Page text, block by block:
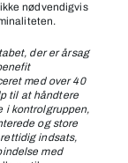
nødvendigvis
der er årsag
med over 40
til at håndtere
i kontrolgruppen,
og store
indsats,
med